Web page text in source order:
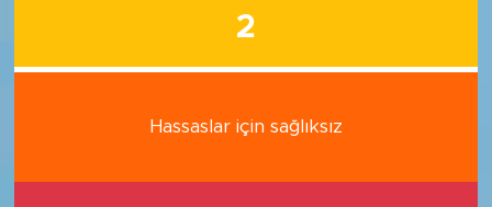
2
Hassaslar için sağlıksız